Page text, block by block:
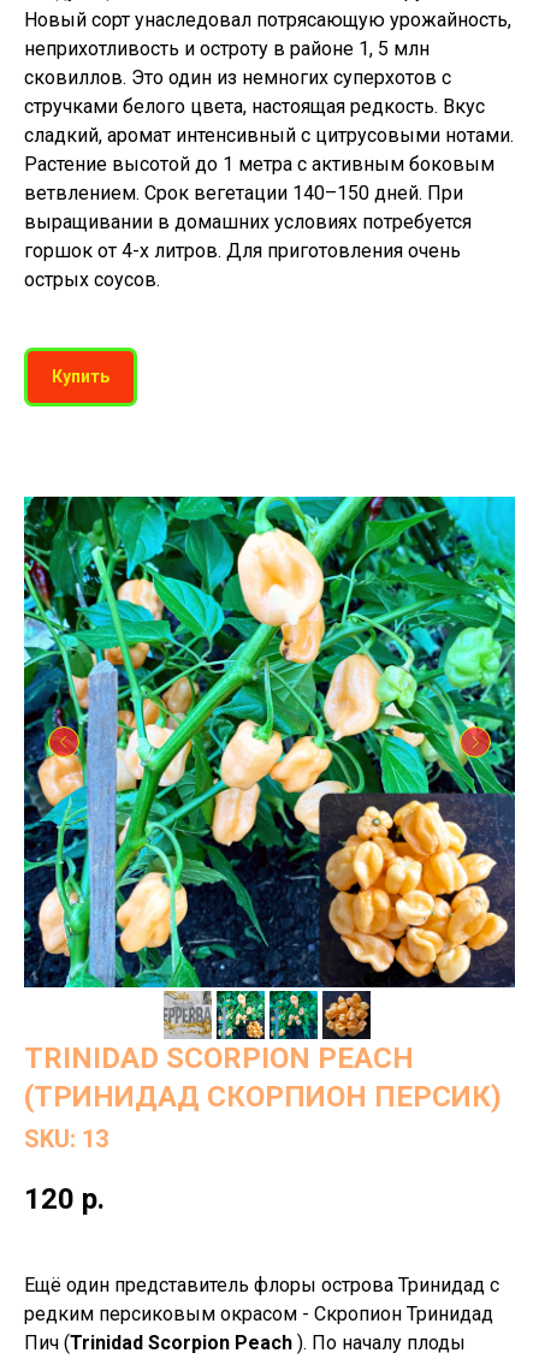
Новый сорт унаследовал потрясающую урожайность,
неприхотливость и остроту в районе 1, 5 млн
сковиллов. Это один из немногих суперхотов с
стручками белого цвета, настоящая редкость. Вкус
сладкий, аромат интенсивный с цитрусовыми нотами.
Растение высотой до 1 метра с активным боковым
ветвлением. Срок вегетации 140–150 дней. При
выращивании в домашних условиях потребуется
горшок от 4-х литров. Для приготовления очень
острых соусов.
Купить
TRINIDAD SCORPION PEACH
(ТРИНИДАД СКОРПИОН ПЕРСИК)
SKU: 13
120 р.
Ещё один представитель флоры острова Тринидад с
редким персиковым окрасом - Скропион Тринидад
Пич (Trinidad Scorpion Peach ). По началу плоды